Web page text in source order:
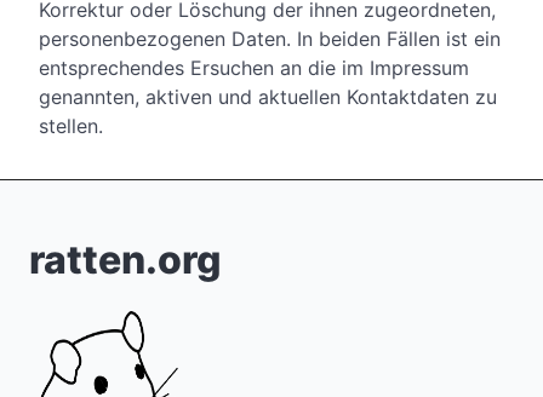
Korrektur oder Löschung der ihnen zugeordneten,
personenbezogenen Daten. In beiden Fällen ist ein
entsprechendes Ersuchen an die im Impressum
genannten, aktiven und aktuellen Kontaktdaten zu
stellen.
ratten.org